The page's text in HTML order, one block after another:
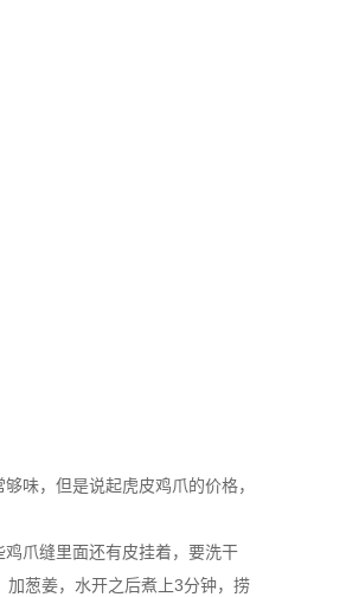
味，但是说起虎皮鸡爪的价格，
爪缝里面还有皮挂着，要洗干
加葱姜，水开之后煮上3分钟，捞